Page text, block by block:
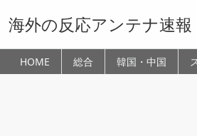
海外の反応アンテナ速報
HOME 総合 韓国・中国